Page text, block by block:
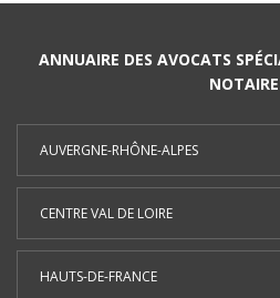
ANNUAIRE DES AVOCATS
AUVERGNE-RHÔNE-ALPES
CENTRE VAL DE LOIRE
HAUTS-DE-FRANCE